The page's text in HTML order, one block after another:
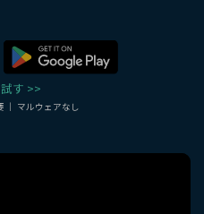
ログイン
す >>
｜ マルウェアなし